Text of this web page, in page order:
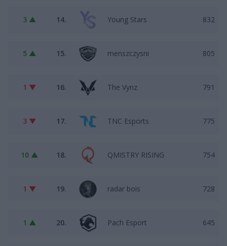
3 ▲ 14. Young Stars 832
5 ▲ 15. menszczysni 805
1 ▼ 16. The Vynz 791
3 ▼ 17. TNC Esports 775
10 ▲ 18. QMISTRY RISING 754
1 ▼ 19. radar bois 728
1 ▲ 20. Pach Esport 645